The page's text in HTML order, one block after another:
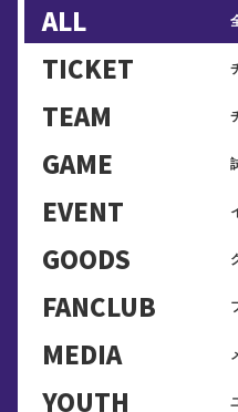
ALL
TICKET
TEAM
GAME
EVENT
GOODS
FANCLUB
MEDIA
YOUTH